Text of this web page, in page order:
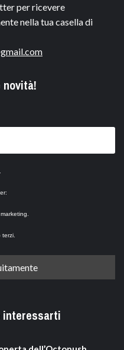
per ricevere
nella tua casella di
interessarti